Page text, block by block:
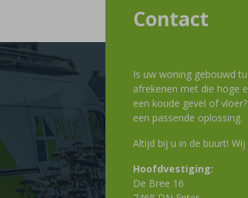
Contact
Is uw woning gebouwd
afrekenen met die hoge
een koude gevel of
een passende oplossing.
Altijd bij u in de buurt! Wij
Hoofdvestiging:
De Bree 16